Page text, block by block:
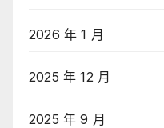
2026 年 1 月
2025 年 12 月
2025 年 9 月